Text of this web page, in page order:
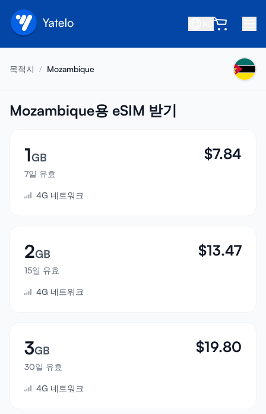
소개
친구 추천
제휴사 되기
고객센터
지원
기기 호환성
로그인
목적지 / Mozambique
Mozambique용 eSIM 받기
1GB
7일 유효
$7.84
4G 네트워크
2GB
15일 유효
$13.47
4G 네트워크
3GB
30일 유효
$19.80
4G 네트워크